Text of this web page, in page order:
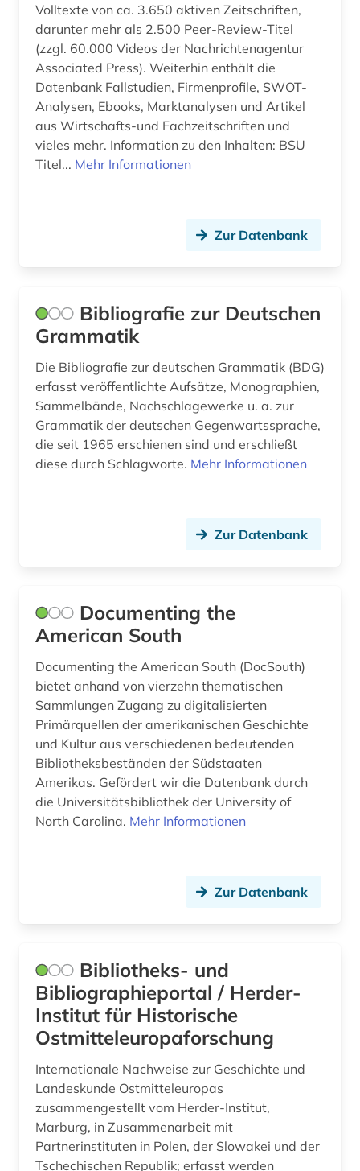
fotograf (1)
fotografie (4)
frankreich (5)
französisch (3)
freie universität berlin (1)
friedensforschung (1)
frühdrucke (1)
fundstätte (1)
galloromanistik (7)
geistesgeschichte <1500 - 1800> (1)
geisteswissenschaften (7)
gender studies (1)
geografie (1)
geowissenschaften (9)
germanisches nationalmuseum (1)
germanistik (3)
gesamtausgabe (1)
gesangbuch (1)
geschichte (40)
geschichte 1473-1800 (1)
geschichte 1500-1970 (1)
geschichte 1600-1700 (1)
geschichte 1600-1800 (1)
geschichte 1815-1945 (1)
geschichte 1820-1870 (1)
geschichte 1900 (1)
Volltexte von ca. 3.650 aktiven Zeitschriften,
darunter mehr als 2.500 Peer-Review-Titel
(zzgl. 60.000 Videos der Nachrichtenagentur
Associated Press). Weiterhin enthält die
Datenbank Fallstudien, Firmenprofile, SWOT-
Analysen, Ebooks, Marktanalysen und Artikel
aus Wirtschafts-und Fachzeitschriften und
vieles mehr. Information zu den Inhalten: BSU
Titel... Mehr Informationen
Zur Datenbank
Bibliografie zur Deutschen
Grammatik
Die Bibliografie zur deutschen Grammatik (BDG)
erfasst veröffentlichte Aufsätze, Monographien,
Sammelbände, Nachschlagewerke u. a. zur
Grammatik der deutschen Gegenwartssprache,
die seit 1965 erschienen sind und erschließt
diese durch Schlagworte. Mehr Informationen
Zur Datenbank
Documenting the
American South
Documenting the American South (DocSouth)
bietet anhand von vierzehn thematischen
Sammlungen Zugang zu digitalisierten
Primärquellen der amerikanischen Geschichte
und Kultur aus verschiedenen bedeutenden
Bibliotheksbeständen der Südstaaten
Amerikas. Gefördert wir die Datenbank durch
die Universitätsbibliothek der University of
North Carolina. Mehr Informationen
Zur Datenbank
Bibliotheks- und
Bibliographieportal / Herder-
Institut für Historische
Ostmitteleuropaforschung
Internationale Nachweise zur Geschichte und
Landeskunde Ostmitteleuropas
zusammengestellt vom Herder-Institut,
Marburg, in Zusammenarbeit mit
Partnerinstituten in Polen, der Slowakei und der
Tschechischen Republik; erfasst werden